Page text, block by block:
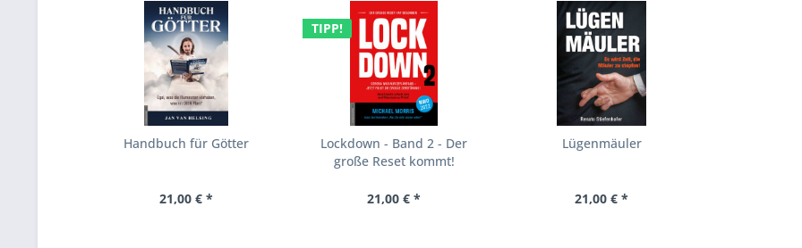
Handbuch für Götter
21,00 € *
TIPP!
Lockdown - Band 2 - Der
große Reset kommt!
21,00 € *
Lügenmäuler
21,00 € *